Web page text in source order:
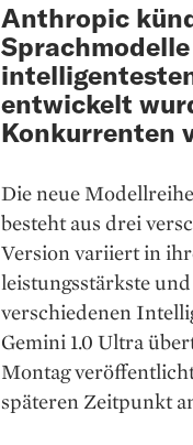
Anthropic
entwickelt
Konkurrenten
Die neue
besteht aus drei
Version variiert in
leistungsstärkste
verschiedenen
Gemini 1.0 Ultra
Montag
späteren Zeitpunkt